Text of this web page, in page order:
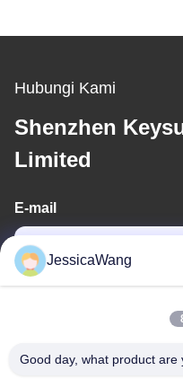
Hubungi Kami
Shenzhen
Limited
E-mail
JessicaWang
Good day, what product are